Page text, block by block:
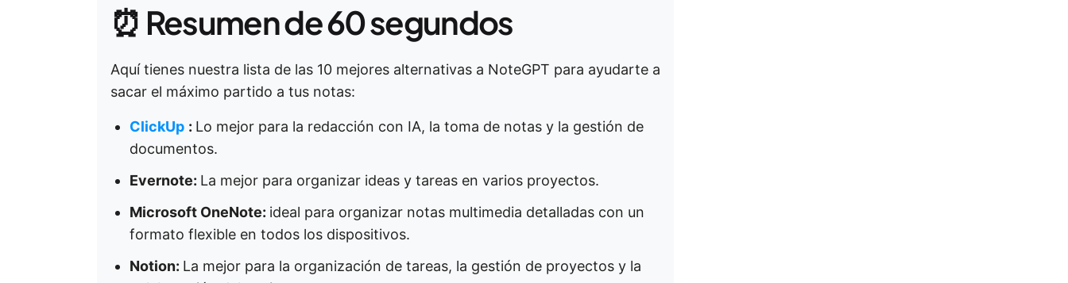
⏰ Resumen de 60 segundos
Aquí tienes nuestra lista de las 10 mejores alternativas a NoteGPT para ayudarte a
sacar el máximo partido a tus notas:
ClickUp : Lo mejor para la redacción con IA, la toma de notas y la gestión de
documentos.
Evernote: La mejor para organizar ideas y tareas en varios proyectos.
Microsoft OneNote: ideal para organizar notas multimedia detalladas con un
formato flexible en todos los dispositivos.
Notion: La mejor para la organización de tareas, la gestión de proyectos y la